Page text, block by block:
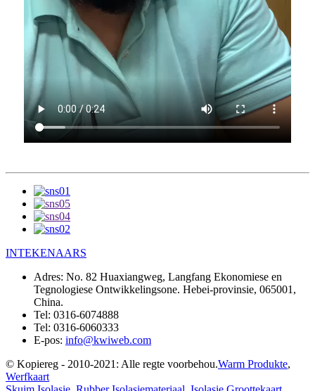
INTEKENAARS
Adres: No. 82 Huaxiangweg, Langfang Ekonomiese en
Tegnologiese Ontwikkelingsone. Hebei-provinsie, 065001,
China.
Tel: 0316-6074888
Tel: 0316-6060333
E-pos: info@kwiweb.com
© Kopiereg - 2010-2021: Alle regte voorbehou.Warm Produkte,
Werfkaart